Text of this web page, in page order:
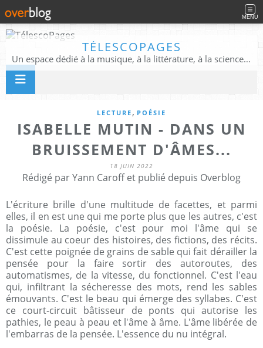
MENU
TÉLESCOPAGES
Un espace dédié à la musique, à la littérature, à la science, à la conscience, et au-delà
LECTURE , POÉSIE
ISABELLE MUTIN - DANS UN
BRUISSEMENT D'ÂMES...
18 JUIN 2022
Rédigé par Yann Caroff et publié depuis Overblog
L'écriture brille d'une multitude de facettes, et parmi
elles, il en est une qui me porte plus que les autres, c'est
la poésie. La poésie, c'est pour moi l'âme qui se
dissimule au coeur des histoires, des fictions, des récits.
C'est cette poignée de grains de sable qui fait dérailler la
pensée pour la faire sortir des autoroutes, des
automatismes, de la vitesse, du fonctionnel. C'est l'eau
qui, infiltrant la sécheresse des mots, rend les sables
émouvants. C'est le beau qui émerge des syllabes. C'est
ce court-circuit bâtisseur de ponts qui autorise les
pathies, le peau à peau et l'âme à âme. L'âme libérée de
l'embarras de la pensée. L'essence du nu intégral.